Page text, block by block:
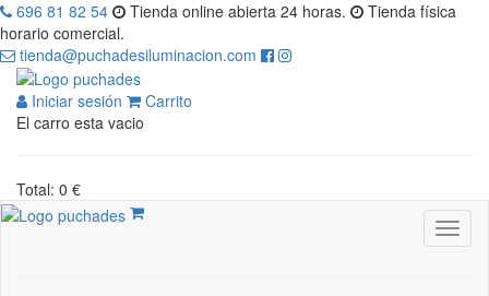
696 81 82 54 Tienda online abierta 24 horas.
Tienda física
horario comercial.
tienda@puchadesiluminacion.com
Iniciar sesión
Carrito
El carro esta vacio
Total: 0 €